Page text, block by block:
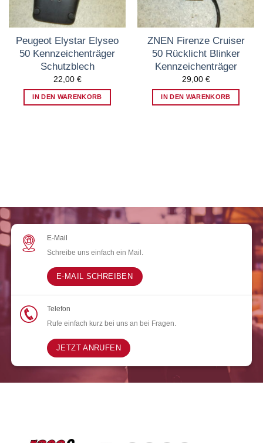
Peugeot Elystar Elyseo
50 Kennzeichenträger
Schutzblech
22,00 €
IN DEN WARENKORB
ZNEN Firenze Cruiser
50 Rücklicht Blinker
Kennzeichenträger
29,00 €
IN DEN WARENKORB
E-Mail
Schreibe uns einfach ein Mail.
E-MAIL SCHREIBEN
Telefon
Rufe einfach kurz bei uns an bei Fragen.
JETZT ANRUFEN